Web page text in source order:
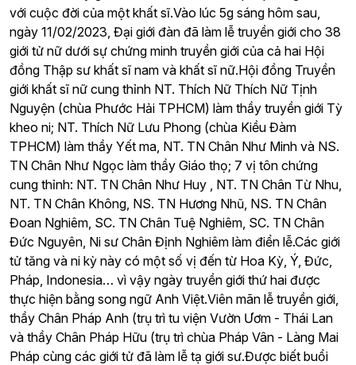
với cuộc đời của một khất sĩ.Vào lúc 5g sáng hôm sau,
ngày 11/02/2023, Đại giới đàn đã làm lễ truyền giới cho 38
giới tử nữ dưới sự chứng minh truyền giới của cả hai Hội
đồng Thập sư khất sĩ nam và khất sĩ nữ.Hội đồng Truyền
giới khất sĩ nữ cung thỉnh NT. Thích Nữ Thích Nữ Tịnh
Nguyện (chùa Phước Hải TPHCM) làm thầy truyền giới Tỳ
kheo ni; NT. Thích Nữ Lưu Phong (chùa Kiều Đàm
TPHCM) làm thầy Yết ma, NT. TN Chân Như Minh và NS.
TN Chân Như Ngọc làm thầy Giáo thọ; 7 vị tôn chứng
cung thỉnh: NT. TN Chân Như Huy , NT. TN Chân Từ Nhu,
NT. TN Chân Không, NS. TN Hương Nhũ, NS. TN Chân
Đoan Nghiêm, SC. TN Chân Tuệ Nghiêm, SC. TN Chân
Đức Nguyên, Ni sư Chân Định Nghiêm làm điển lễ.Các giới
tử tăng và ni kỳ này có một số vị đến từ Hoa Kỳ, Ý, Đức,
Pháp, Indonesia… vì vậy ngày truyền giới thứ hai được
thực hiện bằng song ngữ Anh Việt.Viên mãn lễ truyền giới,
thầy Chân Pháp Anh (trụ trì tu viện Vườn Ươm - Thái Lan
và thầy Chân Pháp Hữu (trụ trì chùa Pháp Vân - Làng Mai
Pháp cùng các giới tử đã làm lễ tạ giới sư.Được biết buổi